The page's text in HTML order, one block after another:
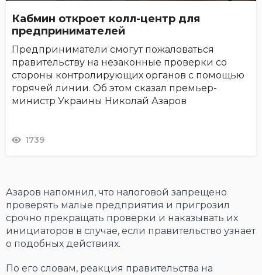
Кабмин откроет колл-центр для
предпринимателей
Предприниматели смогут пожаловаться
правительству на незаконные проверки со
стороны контролирующих органов с помощью
горячей линии. Об этом сказал премьер-
министр Украины Николай Азаров
1739
Азаров напомнил, что налоговой запрещено
проверять малые предприятия и пригрозил
срочно прекращать проверки и наказывать их
инициаторов в случае, если правительство узнает
о подобных действиях.
По его словам, реакция правительства на